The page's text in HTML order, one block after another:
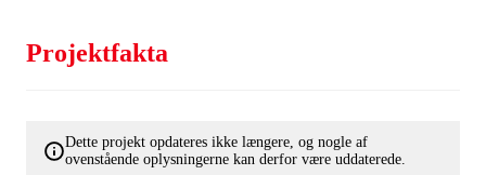
Projektfakta
Dette projekt opdateres ikke længere, og nogle af
ovenstående oplysningerne kan derfor være uddaterede.